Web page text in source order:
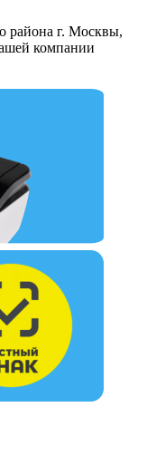
района г. Москвы,
компании